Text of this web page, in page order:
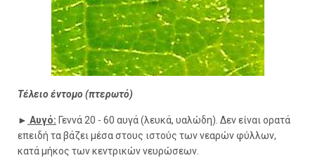
Τέλειο έντομο (πτερωτό)
► Αυγό: Γεννά 20 - 60 αυγά (λευκά, υαλώδη). Δεν είναι ορατά
επειδή τα βάζει μέσα στους ιστούς των νεαρών φύλλων,
κατά μήκος των κεντρικών νευρώσεων.